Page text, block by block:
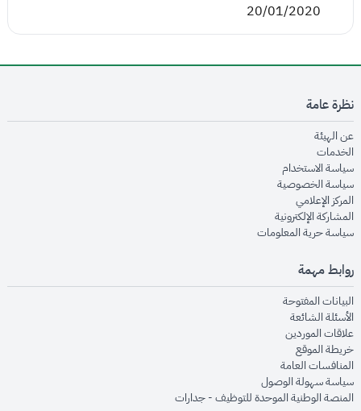
20/01/2020
نظرة عامة
عن الهيئةopens in new window
الخدماتopens in new window
سياسة الاستخدام
سياسة الخصوصيةopens in new window
المركز الإعلاميopens in new window
المشاركة الإلكترونيةopens in new window
سياسة حرية المعلوماتopens in new window
روابط مهمة
البيانات المفتوحةopens in new window
الأسئلة الشائعةopens in new window
علاقات الموردينopens in new window
خريطة الموقعopens in new window
المنافسات العامةopens in new window
سياسة سهولة الوصولopens in new window
المنصة الوطنية الموحدة للتوظيف - جداراتopens in new window